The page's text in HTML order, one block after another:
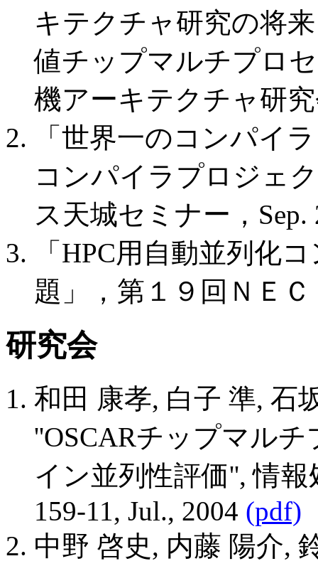
キテクチャ研究の将
値チップマルチプロ
機アーキテクチャ研究
「世界一のコンパイ
コンパイラプロジェ
ス天城セミナー，Sep.
「HPC用自動並列化
題」，第１９回ＮＥ
研究会
和田 康孝, 白子 準, 石
''OSCARチップマル
イン並列性評価'', 情
159-11, Jul., 2004 (pdf)
中野 啓史, 内藤 陽介,